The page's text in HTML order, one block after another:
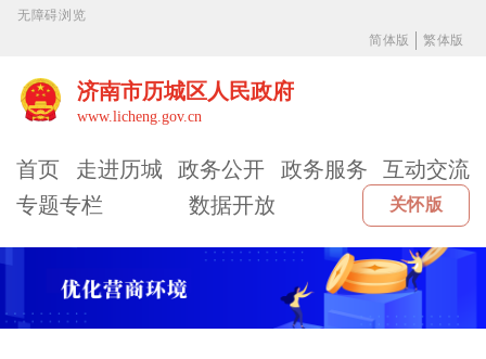
无障碍浏览
简体版
繁体版
济南市历城区人民政府
www.licheng.gov.cn
首页 走进历城 政务公开 政务服务
互动交流
专题专栏
数据开放 关怀版